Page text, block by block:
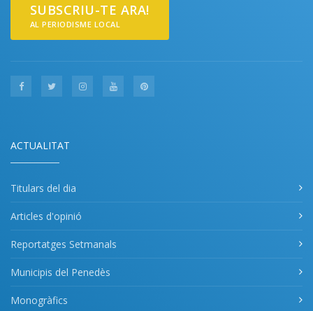
SUBSCRIU-TE ARA!
AL PERIODISME LOCAL
ACTUALITAT
Titulars del dia
Articles d'opinió
Reportatges Setmanals
Municipis del Penedès
Monogràfics